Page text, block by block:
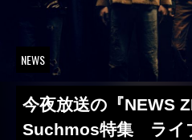
NEWS
今夜放送の『NEWS
Suchmos特集 ライ